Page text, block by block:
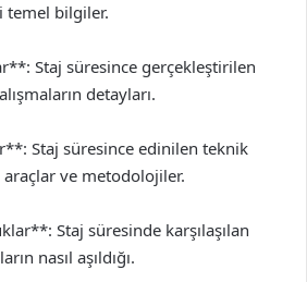
temel bilgiler.
Staj süresince gerçekleştirilen
detayları.
Staj süresince edinilen teknik
araçlar ve metodolojiler.
Staj süresinde karşılaşılan
nasıl aşıldığı.